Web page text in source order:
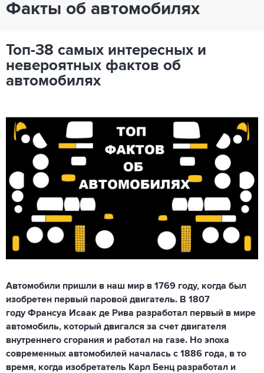
Факты об автомобилях
Топ-38 самых интересных и
невероятных фактов об
автомобилях
Автомобили пришли в наш мир в 1769 году, когда был
изобретен первый паровой двигатель. В 1807
году Франсуа Исаак де Рива разработал первый в мире
автомобиль, который двигался за счет двигателя
внутреннего сгорания и работал на газе. Но эпоха
современных автомобилей началась с 1886 года, в то
время, когда изобретатель Карл Бенц разработал и